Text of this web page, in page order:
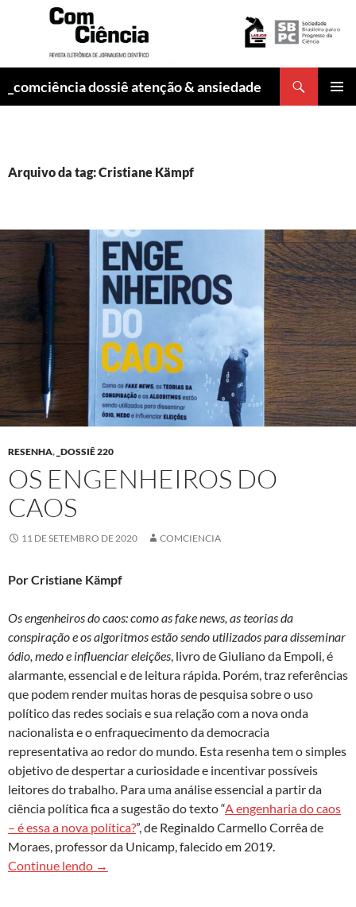
_comciência dossiê atenção & ansiedade
Arquivo da tag: Cristiane Kämpf
RESENHA, _DOSSIÊ 220
OS ENGENHEIROS DO
CAOS
11 DE SETEMBRO DE 2020 COMCIENCIA
Por Cristiane Kämpf
Os engenheiros do caos: como as fake news, as teorias da
conspiração e os algoritmos estão sendo utilizados para disseminar
ódio, medo e influenciar eleições, livro de Giuliano da Empoli, é
alarmante, essencial e de leitura rápida. Porém, traz referências
que podem render muitas horas de pesquisa sobre o uso
político das redes sociais e sua relação com a nova onda
nacionalista e o enfraquecimento da democracia
representativa ao redor do mundo. Esta resenha tem o simples
objetivo de despertar a curiosidade e incentivar possíveis
leitores do trabalho. Para uma análise essencial a partir da
ciência política fica a sugestão do texto “A engenharia do caos
– é essa a nova política?”, de Reginaldo Carmello Corrêa de
Moraes, professor da Unicamp, falecido em 2019.
Continue lendo Os engenheiros do caos
→